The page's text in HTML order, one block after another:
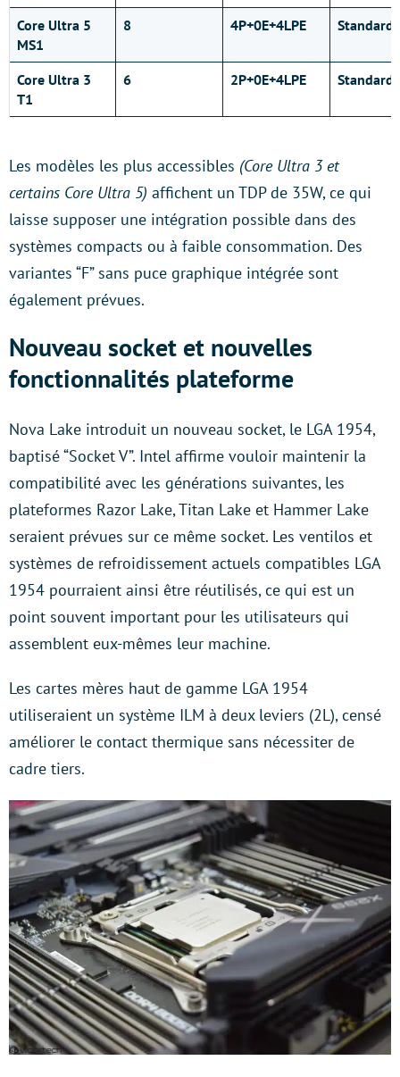
Core Ultra 5
MS1
8 4P+0E+4LPE Standard
Core Ultra 3
T1
6 2P+0E+4LPE Standard
Les modèles les plus accessibles (Core Ultra 3 et
certains Core Ultra 5) affichent un TDP de 35W, ce qui
laisse supposer une intégration possible dans des
systèmes compacts ou à faible consommation. Des
variantes “F” sans puce graphique intégrée sont
également prévues.
Nouveau socket et nouvelles
fonctionnalités plateforme
Nova Lake introduit un nouveau socket, le LGA 1954,
baptisé “Socket V”. Intel affirme vouloir maintenir la
compatibilité avec les générations suivantes, les
plateformes Razor Lake, Titan Lake et Hammer Lake
seraient prévues sur ce même socket. Les ventilos et
systèmes de refroidissement actuels compatibles LGA
1954 pourraient ainsi être réutilisés, ce qui est un
point souvent important pour les utilisateurs qui
assemblent eux-mêmes leur machine.
Les cartes mères haut de gamme LGA 1954
utiliseraient un système ILM à deux leviers (2L), censé
améliorer le contact thermique sans nécessiter de
cadre tiers.